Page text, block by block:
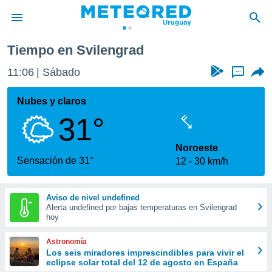
de
ha
calidad.
a este
las
y
forma
digital
basada
Tiempo en Svilengrad
11:06 Sábado ...
Nubes y claros
31°
Sensación de 31°
Noroeste
12
30 km/h
Aviso de nivel undefined
Alerta undefined por bajas temperaturas en Svilengrad
hoy
Astronomía
Los seis miradores imprescindibles para vivir el
eclipse solar total del 12 de agosto en España